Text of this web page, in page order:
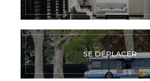
SE DÉPLACER